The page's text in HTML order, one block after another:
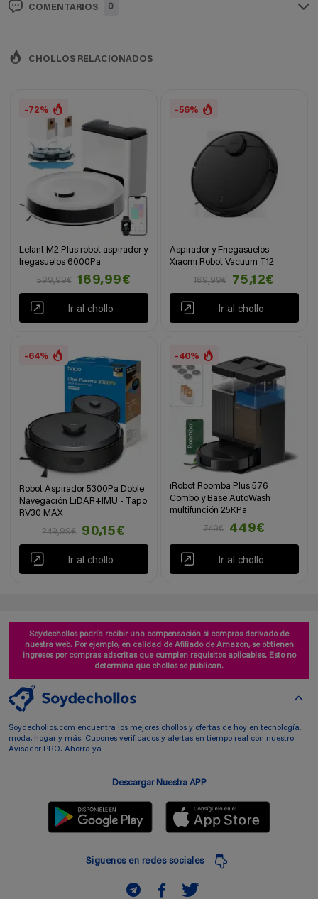
COMENTARIOS 0
CHOLLOS RELACIONADOS
-72%
Lefant M2 Plus robot aspirador y
fregasuelos 6000Pa
599,99€
169,99€
Ir al chollo
-56%
Aspirador y Friegasuelos
Xiaomi Robot Vacuum T12
169,99€
75,12€
Ir al chollo
-64%
Robot Aspirador 5300Pa Doble
Navegación LiDAR+IMU - Tapo
RV30 MAX
249,99€
90,15€
Ir al chollo
-40%
iRobot Roomba Plus 576
Combo y Base AutoWash
multifunción 25KPa
749€
449€
Ir al chollo
Soydechollos podría recibir una compensación si compras derivado de
nuestra web. Por ejemplo, en calidad de Afiliado de Amazon, se obtienen
ingresos por compras adscritas que cumplen requisitos aplicables. Esto no
determina que chollos se publican.
Soydechollos.com encuentra los mejores chollos y ofertas de hoy en tecnología,
moda, hogar y más. Cupones verificados y alertas en tiempo real con nuestro
Avisador PRO. Ahorra ya
Descargar Nuestra APP
Siguenos en redes sociales